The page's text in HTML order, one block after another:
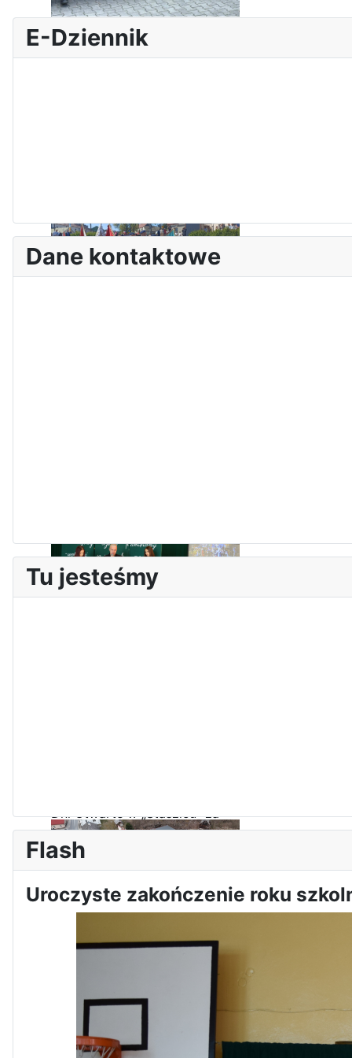
I Olimpiada Klas Mundurowych
Dni Otwarte w „Staszicu” za
nami
Staszica w Iłży!
E-Dziennik
Dane kontaktowe
Tu jesteśmy
Flash
Uroczyste zakończenie roku